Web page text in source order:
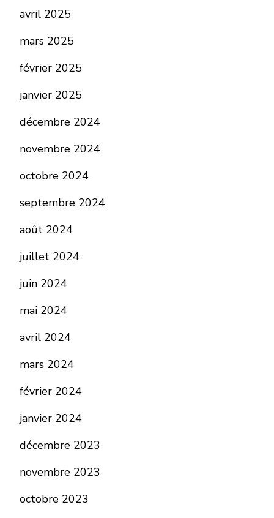
avril 2025
mars 2025
février 2025
janvier 2025
décembre 2024
novembre 2024
octobre 2024
septembre 2024
août 2024
juillet 2024
juin 2024
mai 2024
avril 2024
mars 2024
février 2024
janvier 2024
décembre 2023
novembre 2023
octobre 2023